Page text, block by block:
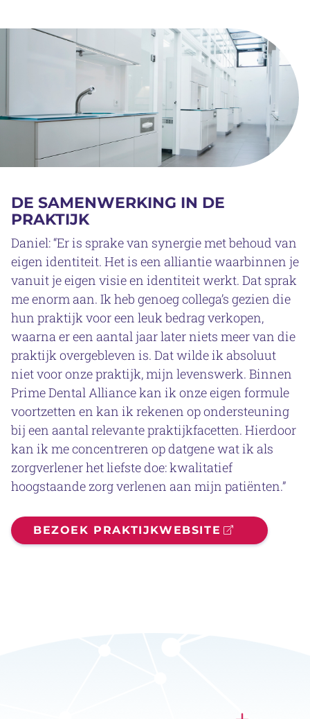
DE SAMENWERKING IN DE
PRAKTIJK
Daniel: “Er is sprake van synergie met behoud van
eigen identiteit. Het is een alliantie waarbinnen je
vanuit je eigen visie en identiteit werkt. Dat sprak
me enorm aan. Ik heb genoeg collega’s gezien die
hun praktijk voor een leuk bedrag verkopen,
waarna er een aantal jaar later niets meer van die
praktijk overgebleven is. Dat wilde ik absoluut
niet voor onze praktijk, mijn levenswerk. Binnen
Prime Dental Alliance kan ik onze eigen formule
voortzetten en kan ik rekenen op ondersteuning
bij een aantal relevante praktijkfacetten. Hierdoor
kan ik me concentreren op datgene wat ik als
zorgverlener het liefste doe: kwalitatief
hoogstaande zorg verlenen aan mijn patiënten.”
BEZOEK PRAKTIJKWEBSITE